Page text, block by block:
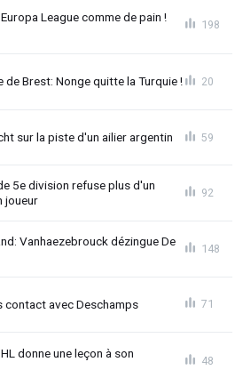
League comme de pain !
198
de Brest: Nonge quitte la Turquie ! 20
sur la piste d'un ailier argentin 59
5e division refuse plus d'un
joueur
92
Vanhaezebrouck dézingue De
148
contact avec Deschamps 71
donne une leçon à son
48